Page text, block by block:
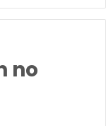
no